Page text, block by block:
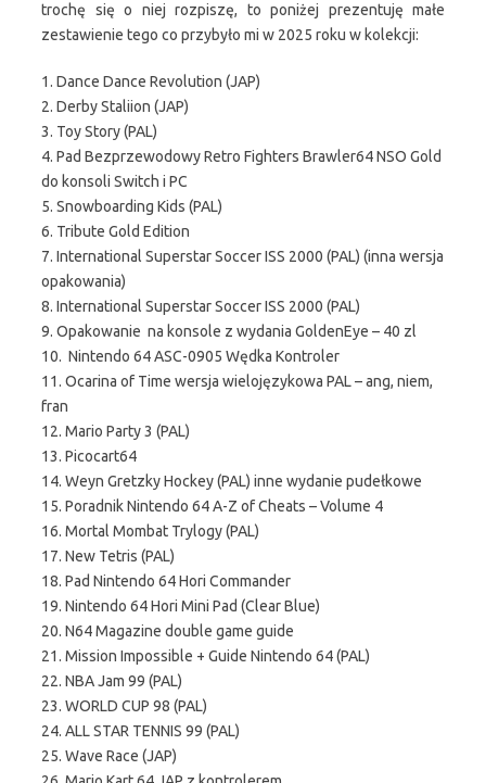
trochę się o niej rozpiszę, to poniżej prezentuję małe
zestawienie tego co przybyło mi w 2025 roku w kolekcji:
1. Dance Dance Revolution (JAP)
2. Derby Staliion (JAP)
3. Toy Story (PAL)
4. Pad Bezprzewodowy Retro Fighters Brawler64 NSO Gold
do konsoli Switch i PC
5. Snowboarding Kids (PAL)
6. Tribute Gold Edition
7. International Superstar Soccer ISS 2000 (PAL) (inna wersja
opakowania)
8. International Superstar Soccer ISS 2000 (PAL)
9. Opakowanie na konsole z wydania GoldenEye – 40 zl
10. Nintendo 64 ASC-0905 Wędka Kontroler
11. Ocarina of Time wersja wielojęzykowa PAL – ang, niem,
fran
12. Mario Party 3 (PAL)
13. Picocart64
14. Weyn Gretzky Hockey (PAL) inne wydanie pudełkowe
15. Poradnik Nintendo 64 A-Z of Cheats – Volume 4
16. Mortal Mombat Trylogy (PAL)
17. New Tetris (PAL)
18. Pad Nintendo 64 Hori Commander
19. Nintendo 64 Hori Mini Pad (Clear Blue)
20. N64 Magazine double game guide
21. Mission Impossible + Guide Nintendo 64 (PAL)
22. NBA Jam 99 (PAL)
23. WORLD CUP 98 (PAL)
24. ALL STAR TENNIS 99 (PAL)
25. Wave Race (JAP)